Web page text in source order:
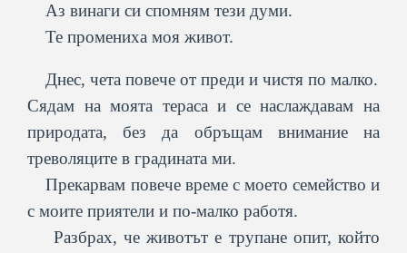
Аз винаги си спомням тези думи.
Те промениха моя живот.
Днес, чета повече от преди и чистя по малко.
Сядам на моята тераса и се наслаждавам на
природата, без да обръщам внимание на
треволяците в градината ми.
Прекарвам повече време с моето семейство и
с моите приятели и по-малко работя.
Разбрах, че животът е трупане опит, който